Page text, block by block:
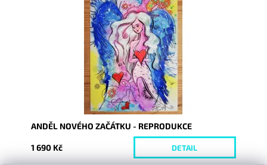
Skladem
10121/REP/30
ANDĚL NOVÉHO ZAČÁTKU - REPRODUKCE
1 690 Kč DETAIL